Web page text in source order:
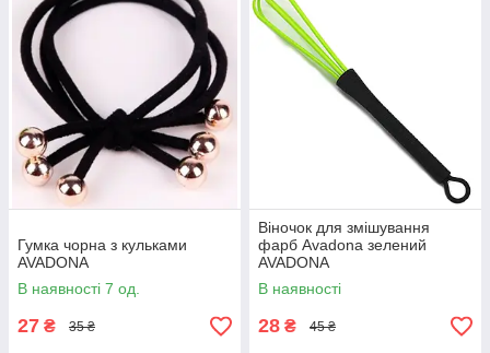
Гумка чорна з кульками
AVADONA
В наявності 7 од.
27 ₴ 35 ₴
Віночок для змішування
фарб Avadona зелений
AVADONA
В наявності
28 ₴ 45 ₴